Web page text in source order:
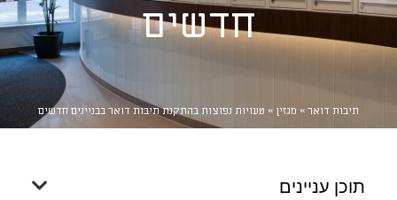
חדשים
תיבות דואר» מגזין » טעויות נפוצות בהתקנת תיבות דואר בבניינים חדשים
תוכן עניינים